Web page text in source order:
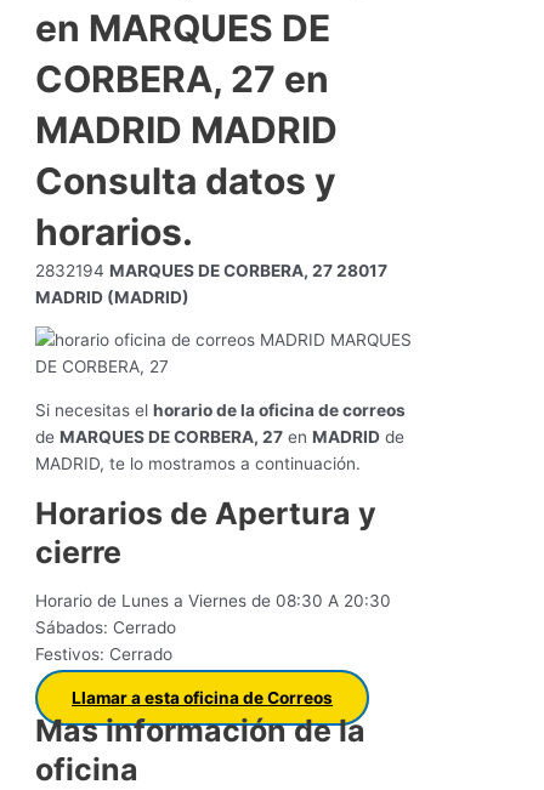
en MARQUES DE
CORBERA, 27 en
MADRID MADRID
Consulta datos y
horarios.
2832194MARQUES DE CORBERA, 27 28017
MADRID (MADRID)
Si necesitas elhorario de la oficina de correos
deMARQUES DE CORBERA, 27 enMADRID de
MADRID, te lo mostramos a continuación.
Horarios de Apertura y
cierre
Horario de Lunes a Viernes de 08:30 A 20:30
Sábados: Cerrado
Festivos: Cerrado
Llamar a esta oficina de Correos
Mas información de la
oficina